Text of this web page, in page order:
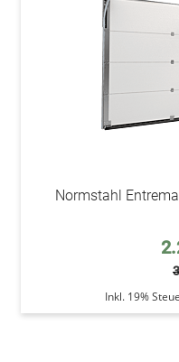
Normstahl
Inkl. 19%